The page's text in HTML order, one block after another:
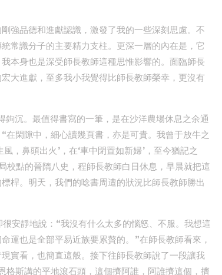
強品德和進獻認識，激發了我的一些深刻思慮。不
常識分子的主要精力支柱。更深一層的內在是，它
本身也是深受師長教師這種思惟影響的。面臨師長
大進獻，至多我小我覺得比師長教師榮幸，更沒有
沉。最值得書寫的一筆，是在沙洋農場休息之余通
閑隙中，細心讀幾頁書，亦是可貴。我曾于放牛之
，鼻頭出火’，在‘車中閉置如新婦’，至今猶記之
點的晉隋八史，程師長教師白日休息，早晨就把這
桿。明天，我們的唸書周遭的狀況比師長教師勝出
安靜地說：“我沒有什么太多的惱怒、不服。我想這
運也是全部平易近族要累贅的。”在師長教師看來，
實看，也簡直這般。接下往師長教師說了一段讓我
斯講的平地滾石頭，這個擠阿誰，阿誰擠這個，擠